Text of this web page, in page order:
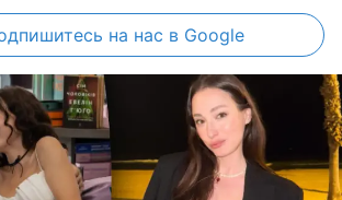
на нас в Google